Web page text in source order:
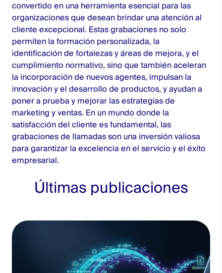
convertido en una herramienta esencial para las
organizaciones que desean brindar una atención al
cliente excepcional. Estas grabaciones no solo
permiten la formación personalizada, la
identificación de fortalezas y áreas de mejora, y el
cumplimiento normativo, sino que también aceleran
la incorporación de nuevos agentes, impulsan la
innovación y el desarrollo de productos, y ayudan a
poner a prueba y mejorar las estrategias de
marketing y ventas. En un mundo donde la
satisfacción del cliente es fundamental, las
grabaciones de llamadas son una inversión valiosa
para garantizar la excelencia en el servicio y el éxito
empresarial.
Últimas publicaciones